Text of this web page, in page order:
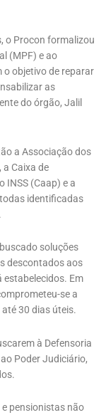
o Procon formalizou
(MPF) e ao
o objetivo de reparar
as
do órgão, Jalil
a Associação dos
Caixa de
INSS (Caap) e a
identificadas
soluções
descontados aos
estabelecidos. Em
se a
30 dias úteis.
à Defensoria
Poder Judiciário,
pensionistas não